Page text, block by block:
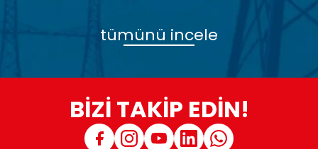
tümünü incele
BİZİ TAKİP EDİN!